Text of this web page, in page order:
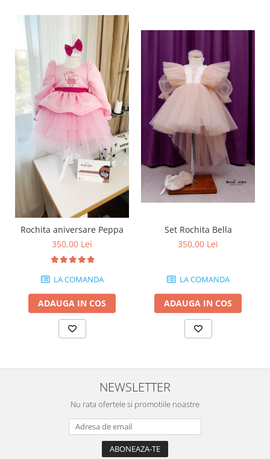
Rochita aniversare Peppa
350,00 Lei
LA COMANDA
ADAUGA IN COS
Set Rochita Bella
350,00 Lei
LA COMANDA
ADAUGA IN COS
NEWSLETTER
Nu rata ofertele si promotiile noastre